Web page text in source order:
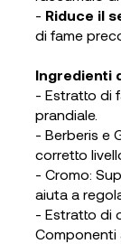
- Riduce il
di fame
Ingredienti
- Estratto di
prandiale.
- Berberis e
corretto
- Cromo:
aiuta a
- Estratto di
Componenti